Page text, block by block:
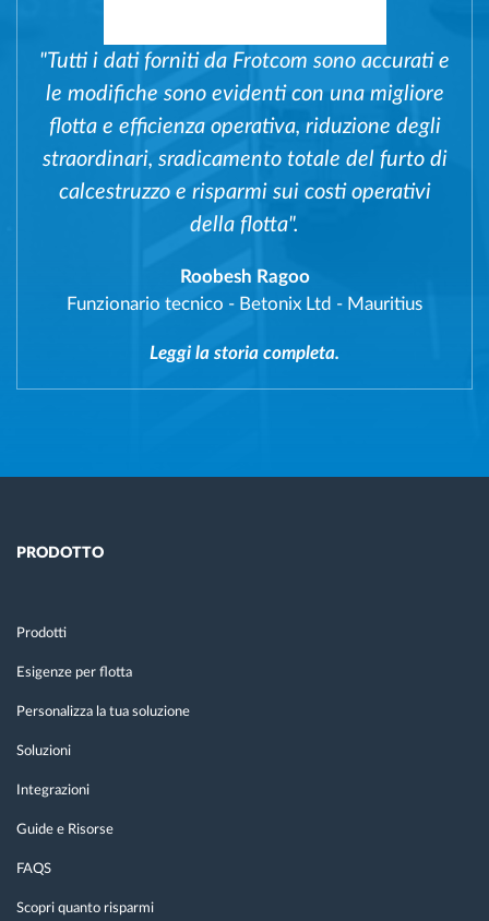
"Tutti i dati forniti da Frotcom sono accurati e
le modifiche sono evidenti con una migliore
flotta e efficienza operativa, riduzione degli
straordinari, sradicamento totale del furto di
calcestruzzo e risparmi sui costi operativi
della flotta".
Roobesh Ragoo
Funzionario tecnico - Betonix Ltd - Mauritius
Leggi la storia completa.
PRODOTTO
Prodotti
Esigenze per flotta
Personalizza la tua soluzione
Soluzioni
Integrazioni
Guide e Risorse
FAQS
Scopri quanto risparmi